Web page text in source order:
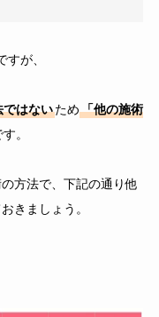
が、
ではないため「他の施術
。
方法で、下記の通り他
きましょう。